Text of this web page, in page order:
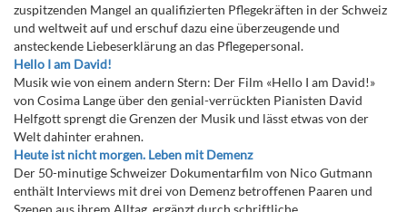
zuspitzenden Mangel an qualifizierten Pflegekräften in der Schweiz
und weltweit auf und erschuf dazu eine überzeugende und
ansteckende Liebeserklärung an das Pflegepersonal.
Hello I am David!
Musik wie von einem andern Stern: Der Film «Hello I am David!»
von Cosima Lange über den genial-verrückten Pianisten David
Helfgott sprengt die Grenzen der Musik und lässt etwas von der
Welt dahinter erahnen.
Heute ist nicht morgen. Leben mit Demenz
Der 50-minutige Schweizer Dokumentarfilm von Nico Gutmann
enthält Interviews mit drei von Demenz betroffenen Paaren und
Szenen aus ihrem Alltag, ergänzt durch schriftliche